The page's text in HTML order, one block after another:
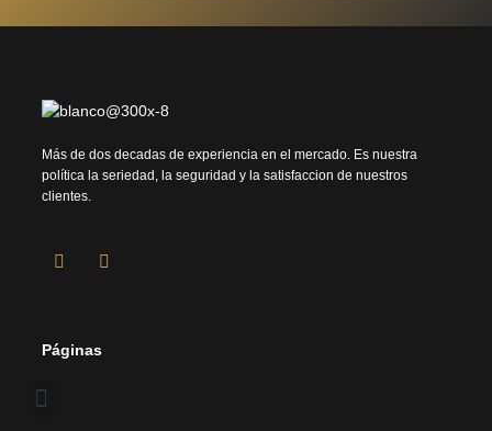
Más de dos decadas de experiencia en el mercado. Es nuestra
política la seriedad, la seguridad y la satisfaccion de nuestros
clientes.
Páginas